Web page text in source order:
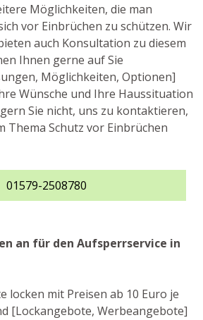
Möglichkeiten, die man
vor Einbrüchen zu schützen. Wir
auch Konsultation zu diesem
Ihnen gerne auf Sie
Möglichkeiten, Optionen]
Wünsche und Ihre Haussituation
Sie nicht, uns zu kontaktieren,
Thema Schutz vor Einbrüchen
01579-2508780
an für den Aufsperrservice in
locken mit Preisen ab 10 Euro je
[Lockangebote, Werbeangebote]